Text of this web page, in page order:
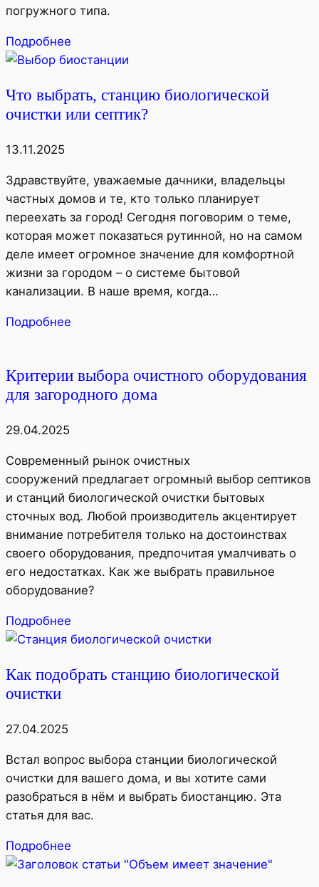
погружного типа.
Подробнее
Что выбрать, станцию биологической
очистки или септик?
13.11.2025
Здравствуйте, уважаемые дачники, владельцы
частных домов и те, кто только планирует
переехать за город! Сегодня поговорим о теме,
которая может показаться рутинной, но на самом
деле имеет огромное значение для комфортной
жизни за городом – о системе бытовой
канализации. В наше время, когда…
Подробнее
Критерии выбора очистного оборудования
для загородного дома
29.04.2025
Современный рынок очистных
сооружений предлагает огромный выбор септиков
и станций биологической очистки бытовых
сточных вод. Любой производитель акцентирует
внимание потребителя только на достоинствах
своего оборудования, предпочитая умалчивать о
его недостатках. Как же выбрать правильное
оборудование?
Подробнее
Как подобрать станцию биологической
очистки
27.04.2025
Встал вопрос выбора станции биологической
очистки для вашего дома, и вы хотите сами
разобраться в нём и выбрать биостанцию. Эта
статья для вас.
Подробнее